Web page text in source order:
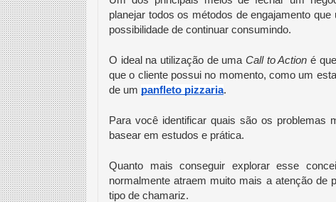
planejar todos os métodos de engajamento
possibilidade de continuar consumindo.
O ideal na utilização de uma Call to Action é
que o cliente possui no momento, como um
de um panfleto pizzaria.
Para você identificar quais são os problemas
basear em estudos e prática.
Quanto mais conseguir explorar esse
normalmente atraem muito mais a atenção de
tipo de chamariz.